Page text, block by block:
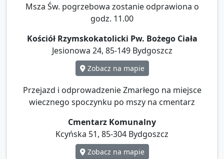
Msza Św. pogrzebowa zostanie odprawiona o
godz. 11.00
Kościół Rzymskokatolicki Pw. Bożego Ciała
Jesionowa 24, 85-149 Bydgoszcz
Zobacz na mapie
Przejazd i odprowadzenie Zmarłego na miejsce
wiecznego spoczynku po mszy na cmentarz
Cmentarz Komunalny
Kcyńska 51, 85-304 Bydgoszcz
Zobacz na mapie